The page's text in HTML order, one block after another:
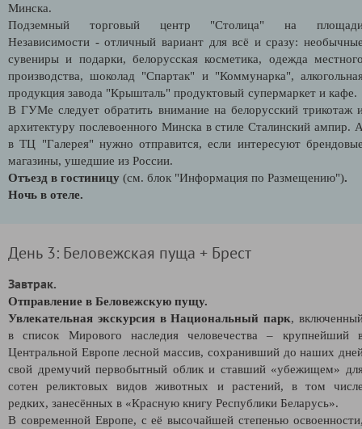
Минска.
Подземный торговый центр "Столица" на
Независимости - отличный вариант для всё и сразу:
сувениры и подарки, белорусская косметика, одежда
производства, шоколад "Спартак" и "Коммунарка",
продукция завода "Крышталь" продуктовый супермаркет и
В ГУМе следует обратить внимание на белорусский трикотаж
архитектуру послевоенного Минска в стиле Сталинский ампир.
в ТЦ "Галерея" нужно отправится, если интересуют
магазины, ушедшие из России.
Отъезд в гостиницу (см. блок "Информация по Размещению").
Ночь в отеле.
День 3: Беловежская пуща + Брест
Завтрак.
Отправление в Беловежскую пущу.
Увлекательная экскурсия в Национальный парк,
в список Мирового наследия человечества – крупнейший
Центральной Европе лесной массив, сохранивший до наших
свой дремучий первобытный облик и ставший «убежищем»
сотен реликтовых видов животных и растений, в том
редких, занесённых в «Красную книгу Республики Беларусь».
В современной Европе, с её высочайшей степенью